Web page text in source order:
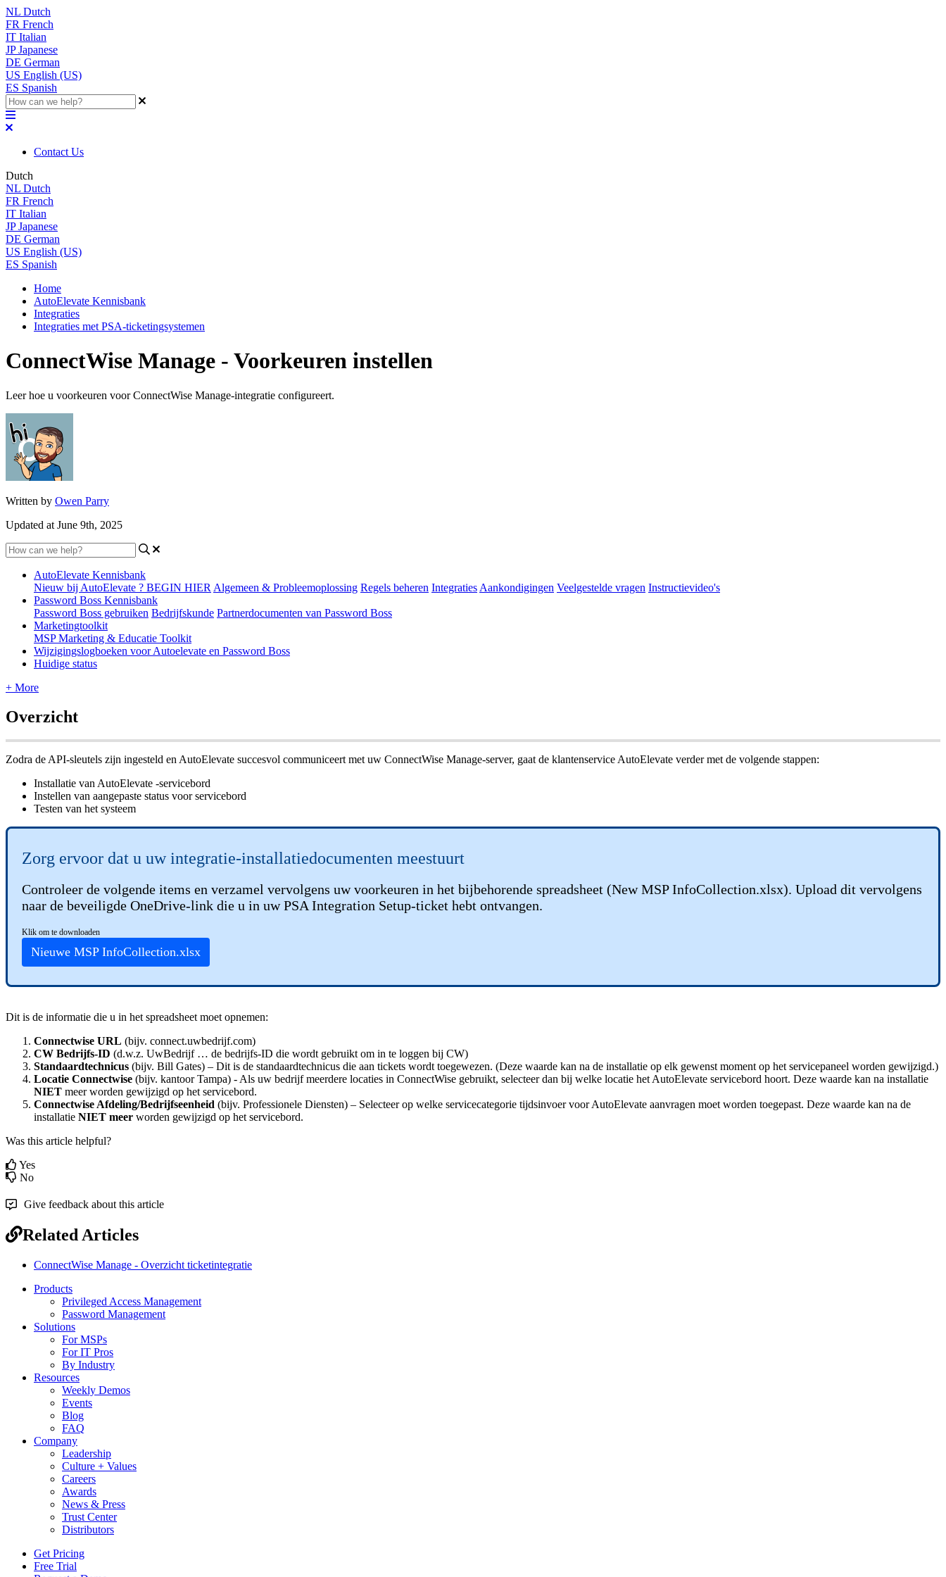
NL Dutch
FR French
IT Italian
JP Japanese
DE German
US English (US)
ES Spanish
Contact Us
Dutch
NL Dutch
FR French
IT Italian
JP Japanese
DE German
US English (US)
ES Spanish
Home
AutoElevate Kennisbank
Integraties
Integraties met PSA-ticketingsystemen
ConnectWise Manage - Voorkeuren instellen
Leer hoe u voorkeuren voor ConnectWise Manage-integratie configureert.
Written by Owen Parry
Updated at June 9th, 2025
AutoElevate Kennisbank
Nieuw bij AutoElevate ? BEGIN HIER Algemeen & Probleemoplossing Regels beheren Integraties Aankondigingen Veelgestelde vragen Instructievideo's
Password Boss Kennisbank
Password Boss gebruiken Bedrijfskunde Partnerdocumenten van Password Boss
Marketingtoolkit
MSP Marketing & Educatie Toolkit
Wijzigingslogboeken voor Autoelevate en Password Boss
Huidige status
+ More
Overzicht
Zodra de API-sleutels zijn ingesteld en AutoElevate succesvol communiceert met uw ConnectWise Manage-server, gaat de klantenservice AutoElevate verder met de volgende stappen:
Installatie van AutoElevate -servicebord
Instellen van aangepaste status voor servicebord
Testen van het systeem
Zorg ervoor dat u uw integratie-installatiedocumenten meestuurt
Controleer de volgende items en verzamel vervolgens uw voorkeuren in het bijbehorende spreadsheet (New MSP InfoCollection.xlsx). Upload dit vervolgens
naar de beveiligde OneDrive-link die u in uw PSA Integration Setup-ticket hebt ontvangen.
Klik om te downloaden
Nieuwe MSP InfoCollection.xlsx
Dit is de informatie die u in het spreadsheet moet opnemen:
Connectwise URL (bijv. connect.uwbedrijf.com)
CW Bedrijfs-ID (d.w.z. UwBedrijf … de bedrijfs-ID die wordt gebruikt om in te loggen bij CW)
Standaardtechnicus (bijv. Bill Gates) – Dit is de standaardtechnicus die aan tickets wordt toegewezen. (Deze waarde kan na de installatie op elk gewenst moment op het servicepaneel worden gewijzigd.)
Locatie Connectwise (bijv. kantoor Tampa) - Als uw bedrijf meerdere locaties in ConnectWise gebruikt, selecteer dan bij welke locatie het AutoElevate servicebord hoort. Deze waarde kan na installatie
NIET meer worden gewijzigd op het servicebord.
Connectwise Afdeling/Bedrijfseenheid (bijv. Professionele Diensten) – Selecteer op welke servicecategorie tijdsinvoer voor AutoElevate aanvragen moet worden toegepast. Deze waarde kan na de
installatie NIET meer worden gewijzigd op het servicebord.
Was this article helpful?
Yes
No
Give feedback about this article
Related Articles
ConnectWise Manage - Overzicht ticketintegratie
Products
Privileged Access Management
Password Management
Solutions
For MSPs
For IT Pros
By Industry
Resources
Weekly Demos
Events
Blog
FAQ
Company
Leadership
Culture + Values
Careers
Awards
News & Press
Trust Center
Distributors
Get Pricing
Free Trial